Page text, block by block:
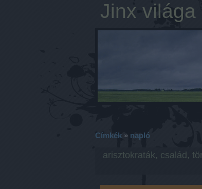
Jinx világa
Címkék» napló
arisztokraták, család,